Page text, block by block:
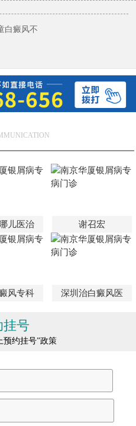
白癜风不
儿医治 谢召宏
风专科 深圳治白癜风医
挂号
预约挂号”政策